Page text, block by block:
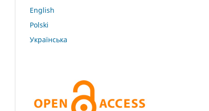
English
Polski
Українська